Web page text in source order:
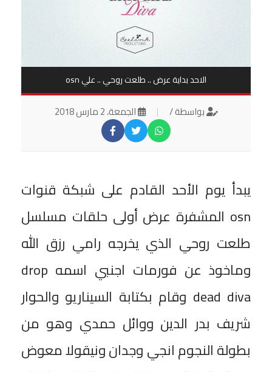
الاحد بداية عرض .. طلعت روحي .. علي osn
بواسطة / | الجمعة، 2 مارس 2018
يبدأ يوم الأحد القادم على شبكة قنوات
osn المشفرة عرض أولى حلقات مسلسل
طلعت روحي الذي يخرجه رامي رزق الله
وماخوذ عن فورمات اجنبي اسمه drop
dead diva وقام بكتابة السيناريو والحوار
شريف بدر الدين ووائل حمدي وهو من
بطولة النجوم انجي وجدان ونيقولا معوض